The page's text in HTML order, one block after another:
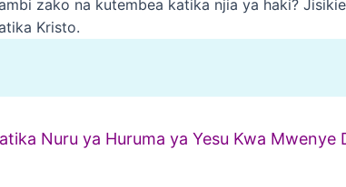
zako na kutembea katika njia ya haki?
Kristo.
Nuru ya Huruma ya Yesu Kwa Mwenye